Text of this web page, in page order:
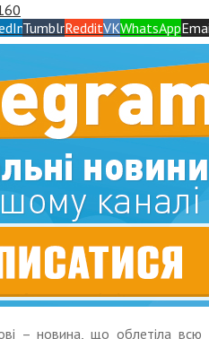
0
TumblrRedditVKWhatsApp
– новина, що облетіла всю